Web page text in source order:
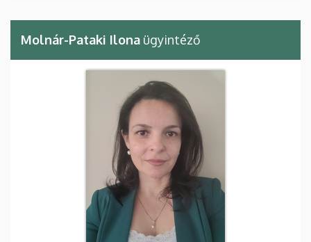
Molnár-Pataki Ilona ügyintéző